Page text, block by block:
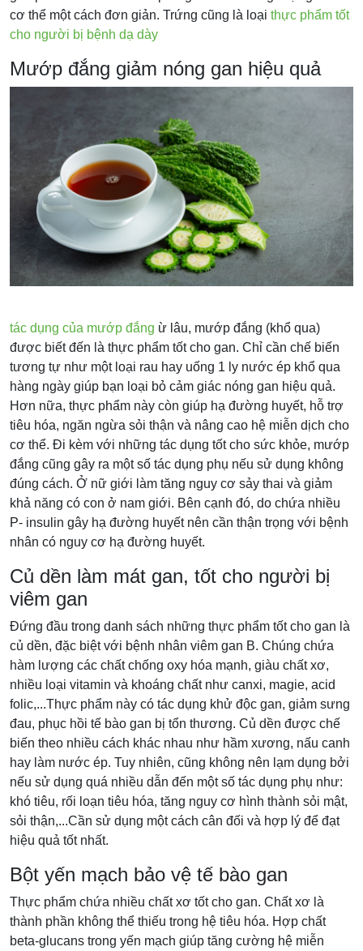
cơ thể một cách đơn giản. Trứng cũng là loại thực phẩm tốt
cho người bị bệnh dạ dày
Mướp đắng giảm nóng gan hiệu quả
tác dụng của mướp đắng ừ lâu, mướp đắng (khổ qua)
được biết đến là thực phẩm tốt cho gan. Chỉ cần chế biến
tương tự như một loại rau hay uống 1 ly nước ép khổ qua
hàng ngày giúp bạn loại bỏ cảm giác nóng gan hiệu quả.
Hơn nữa, thực phẩm này còn giúp hạ đường huyết, hỗ trợ
tiêu hóa, ngăn ngừa sỏi thận và nâng cao hệ miễn dịch cho
cơ thể. Đi kèm với những tác dụng tốt cho sức khỏe, mướp
đắng cũng gây ra một số tác dụng phụ nếu sử dụng không
đúng cách. Ở nữ giới làm tăng nguy cơ sảy thai và giảm
khả năng có con ở nam giới. Bên cạnh đó, do chứa nhiều
P- insulin gây hạ đường huyết nên cần thận trọng với bệnh
nhân có nguy cơ hạ đường huyết.
Củ dền làm mát gan, tốt cho người bị
viêm gan
Đứng đầu trong danh sách những thực phẩm tốt cho gan là
củ dền, đặc biệt với bệnh nhân viêm gan B. Chúng chứa
hàm lượng các chất chống oxy hóa mạnh, giàu chất xơ,
nhiều loại vitamin và khoáng chất như canxi, magie, acid
folic,...Thực phẩm này có tác dụng khử độc gan, giảm sưng
đau, phục hồi tế bào gan bị tổn thương. Củ dền được chế
biến theo nhiều cách khác nhau như hầm xương, nấu canh
hay làm nước ép. Tuy nhiên, cũng không nên lạm dụng bởi
nếu sử dụng quá nhiều dẫn đến một số tác dụng phụ như:
khó tiêu, rối loạn tiêu hóa, tăng nguy cơ hình thành sỏi mật,
sỏi thận,...Cần sử dụng một cách cân đối và hợp lý để đạt
hiệu quả tốt nhất.
Bột yến mạch bảo vệ tế bào gan
Thực phẩm chứa nhiều chất xơ tốt cho gan. Chất xơ là
thành phần không thể thiếu trong hệ tiêu hóa. Hợp chất
beta-glucans trong yến mạch giúp tăng cường hệ miễn